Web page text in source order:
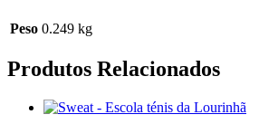
Peso 0.249 kg
Produtos Relacionados